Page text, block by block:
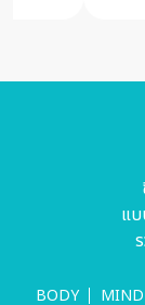
แ
BODY MIND